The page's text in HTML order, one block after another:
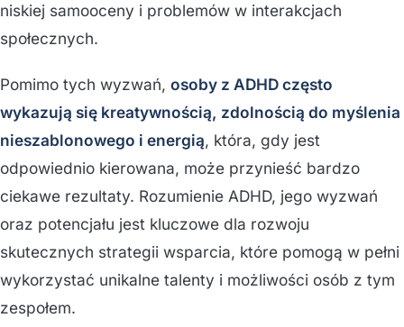
niskiej samooceny i problemów w interakcjach
społecznych.
Pomimo tych wyzwań, osoby z ADHD często
wykazują się kreatywnością, zdolnością do myślenia
nieszablonowego i energią, która, gdy jest
odpowiednio kierowana, może przynieść bardzo
ciekawe rezultaty. Rozumienie ADHD, jego wyzwań
oraz potencjału jest kluczowe dla rozwoju
skutecznych strategii wsparcia, które pomogą w pełni
wykorzystać unikalne talenty i możliwości osób z tym
zespołem.